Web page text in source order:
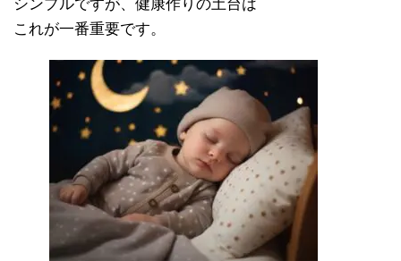
シンプルですが、健康作りの土台は
これが一番重要です。